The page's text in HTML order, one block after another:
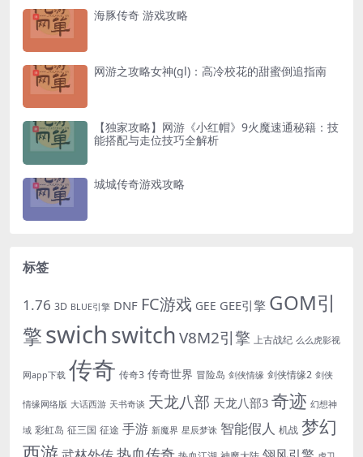
海豚传奇 游戏攻略
网游之攻略女神(gl)：高冷校花的甜蜜倒追指南
【独家攻略】网游《小红帽》9火魔速通秘籍：技
能搭配与走位技巧全解析
城城传奇游戏攻略
标签
1.76 3D BLUE引擎 DNF FC游戏 GEE GEE引擎 GOM引
擎swichswitchV8M2引擎 上古战纪 么么虎影视
网app下载 传奇 传奇3 传奇世界 冒险岛 剑侠情缘 剑侠情缘2 剑侠
情缘网络版 大话西游 天书奇谈 天龙八部 天龙八部3 奇迹 幻想神
域 彩虹岛 征三国 征途 手游 新魔界 星辰梦诛 智能假人 机战 梦幻